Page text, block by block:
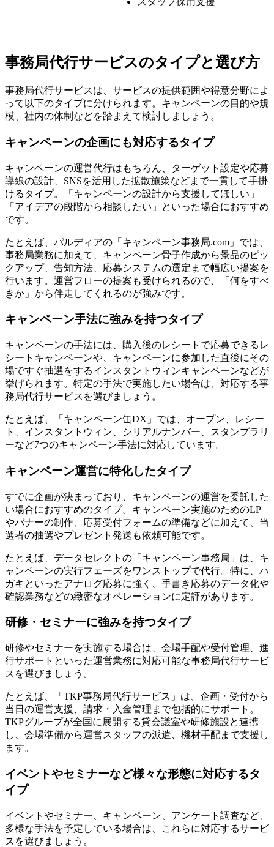
事務局代行サービスのタイプと選び方
事務局代行サービスは、サービスの提供範囲や得意分野によ
って以下のタイプに分けられます。キャンペーンの目的や規
模、社内の体制などを踏まえて検討しましょう。
キャンペーンの企画にも対応するタイプ
キャンペーンの運営代行はもちろん、ターゲット設定や応募
導線の設計、SNSを活用した拡散施策などまで一貫して手掛
けるタイプ。「キャンペーンの設計から支援してほしい」
「アイデアの段階から相談したい」といった場合におすすめ
です。
たとえば、パルディアの「キャンペーン事務局.com」では、
事務局業務に加えて、キャンペーン骨子作成から景品のピッ
クアップ、告知方法、応募システムの選定まで幅広い提案を
行います。運営フローの提案も受けられるので、「何をすべ
きか」から伴走してくれるのが強みです。
キャンペーン手法に強みを持つタイプ
キャンペーンの手法には、購入後のレシートで応募できるレ
シートキャンペーンや、キャンペーンに参加した直後にその
場ですぐ抽選をするインスタントウィンキャンペーンなどが
挙げられます。特定の手法で実施したい場合は、対応する事
務局代行サービスを選びましょう。
たとえば、「キャンペーン缶DX」では、オープン、レシー
ト、インスタントウィン、シリアルナンバー、スタンプラリ
ーなど7つのキャンペーン手法に対応しています。
キャンペーン運営に特化したタイプ
すでに企画が決まっており、キャンペーンの運営を委託した
い場合におすすめのタイプ。キャンペーン実施のためのLP
やバナーの制作、応募受付フォームの準備などに加えて、当
選者の抽選やプレゼント発送も依頼可能です。
たとえば、データセレクトの「キャンペーン事務局」は、キ
ャンペーンの実行フェーズをワンストップで代行。特に、ハ
ガキといったアナログ応募に強く、手書き応募のデータ化や
確認業務などの緻密なオペレーションに定評があります。
研修・セミナーに強みを持つタイプ
研修やセミナーを実施する場合は、会場手配や受付管理、進
行サポートといった運営業務に対応可能な事務局代行サービ
スを選びましょう。
たとえば、「TKP事務局代行サービス」は、企画・受付から
当日の運営支援、請求・入金管理まで包括的にサポート。
TKPグループが全国に展開する貸会議室や研修施設と連携
し、会場準備から運営スタッフの派遣、機材手配まで支援し
ます。
イベントやセミナーなど様々な形態に対応するタ
イプ
イベントやセミナー、キャンペーン、アンケート調査など、
多様な手法を予定している場合は、これらに対応するサービ
スを選びましょう。